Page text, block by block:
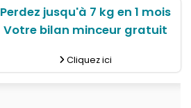
Perdez jusqu'à 7 kg en 1 mois
Votre bilan minceur gratuit
Cliquez ici